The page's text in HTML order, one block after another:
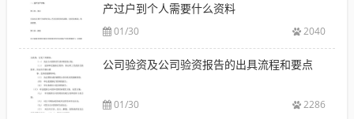
产过户到个人需要什么资料
01/30 2040
公司验资及公司验资报告的出具流程和要点
01/30 2286